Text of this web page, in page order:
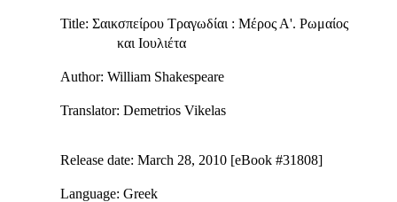
Title: Σαικσπείρου Τραγωδίαι : Μέρος Α'. Ρωμαίος
και Ιουλιέτα
Author: William Shakespeare
Translator: Demetrios Vikelas
Release date: March 28, 2010 [eBook #31808]
Language: Greek